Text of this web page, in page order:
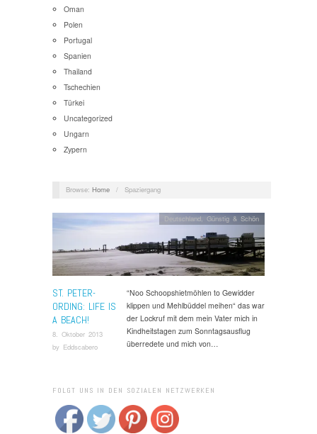
Oman
Polen
Portugal
Spanien
Thailand
Tschechien
Türkei
Uncategorized
Ungarn
Zypern
Browse: Home / Spaziergang
ST. PETER-
ORDING: LIFE IS
A BEACH!
8. Oktober 2013
by Eddscabero
Deutschland,Günstig & Schön
“Noo Schoopshietmöhlen to Gewidder
klippen und Mehlbüddel meihen“ das war
der Lockruf mit dem mein Vater mich in
Kindheitstagen zum Sonntagsausflug
überredete und mich von…
FOLGT UNS IN DEN SOZIALEN NETZWERKEN